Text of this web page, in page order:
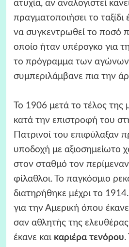
ατυχία, αν αναλογιστεί
πραγματοποιήσει το ταξίδι
να συγκεντρωθεί το ποσό
οποίο ήταν υπέρογκο για
το πρόγραμμα των
συμπεριλάμβανε πια την
Το 1906 μετά το τέλος της
κατά την επιστροφή του
Πατρινοί του επιφύλαξαν
υποδοχή με αξιοσημείωτο
στον σταθμό τον περίμεναν
φίλαθλοι. Το παγκόσμιο
διατηρήθηκε μέχρι το
για την Αμερική όπου
σαν αθλητής της
έκανε και καριέρα τενόρου.